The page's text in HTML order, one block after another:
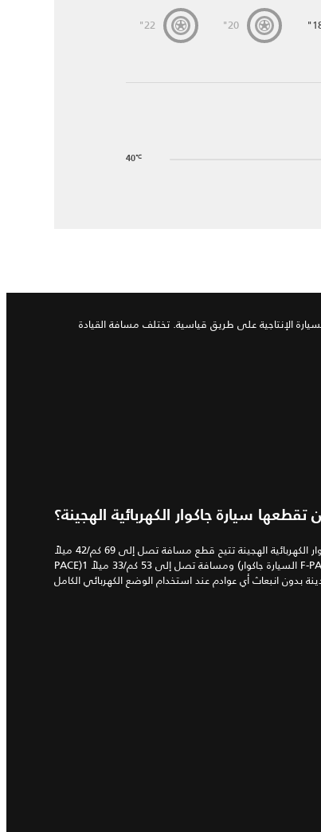
20"
22"
40℃
(292 ميلاً). تعتمد أرقام مسافة القيادة الكهربائية على السيارة الإنتاجية على طريق قياسية. تختلف مسافة القيادة
سيارة جاكوار الكهربائية الهجينة؟
البطارية في سيارات جاكوار الكهربائية الهجينة تتيح قطع مسافة تصل إلى 69 كم/42 ميلاً (السيارة جاكوار E-
PACE)1 ومسافة تصل إلى 53 كم/33 ميلاً (السيارة جاكوار F-PACE)1 بشحنة واحدة. وهذا المدى يجعل السيارة